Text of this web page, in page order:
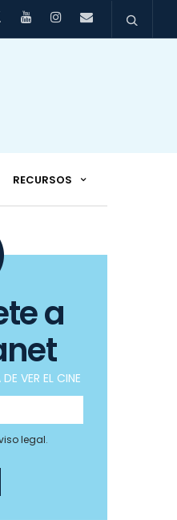
RECURSOS
a
VER EL CINE
legal.